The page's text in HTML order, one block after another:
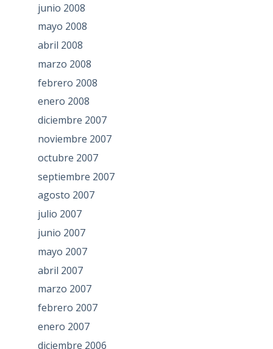
junio 2008
mayo 2008
abril 2008
marzo 2008
febrero 2008
enero 2008
diciembre 2007
noviembre 2007
octubre 2007
septiembre 2007
agosto 2007
julio 2007
junio 2007
mayo 2007
abril 2007
marzo 2007
febrero 2007
enero 2007
diciembre 2006